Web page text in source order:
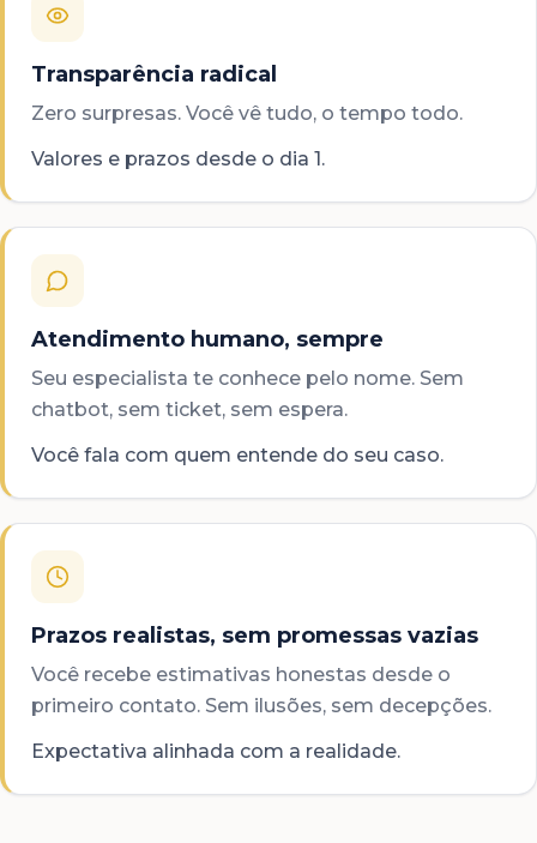
Transparência radical
Zero surpresas. Você vê tudo, o tempo todo.
Valores e prazos desde o dia 1.
Atendimento humano, sempre
Seu especialista te conhece pelo nome. Sem
chatbot, sem ticket, sem espera.
Você fala com quem entende do seu caso.
Prazos realistas, sem promessas vazias
Você recebe estimativas honestas desde o
primeiro contato. Sem ilusões, sem decepções.
Expectativa alinhada com a realidade.